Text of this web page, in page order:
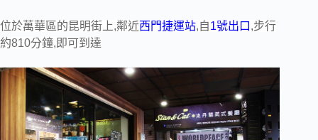
位於萬華區的昆明街上,鄰近西門捷運站,自1號出口 ,步行
約810分鐘,即可到達